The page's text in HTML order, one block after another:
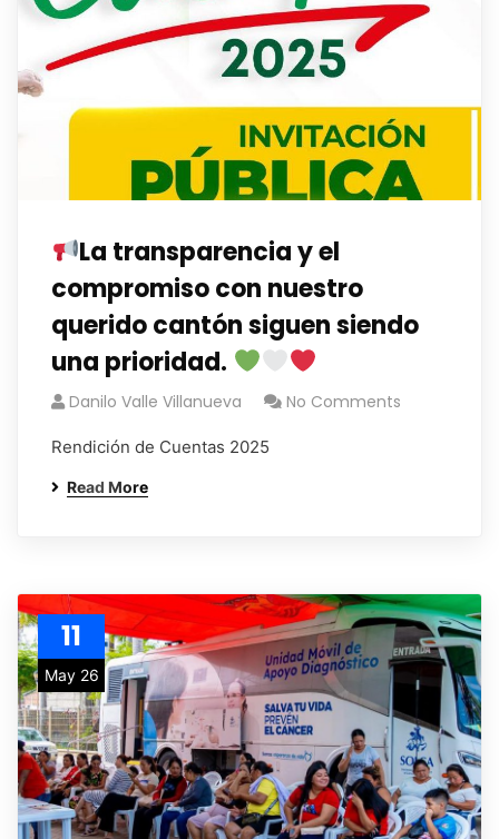
La transparencia y el
compromiso con nuestro
querido cantón siguen siendo
una prioridad.
Danilo Valle Villanueva No Comments
Rendición de Cuentas 2025
Read More
11
May 26